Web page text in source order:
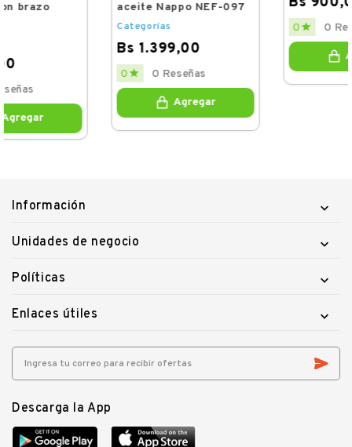
aceite Nappo NEF-097
Agregar
Magefesa 1500W
Bs 900,00
Price
0
Información 
Unidades de negocio 
Políticas 
Enlaces útiles 
Descarga la App